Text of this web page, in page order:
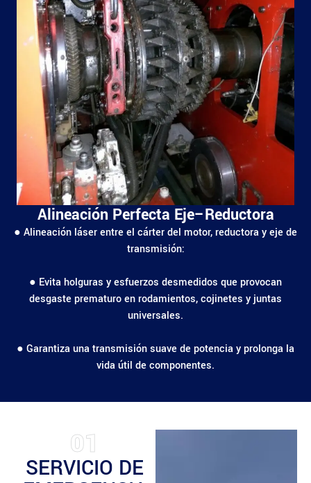
Alineación Perfecta Eje–Reductora
● Alineación láser entre el cárter del motor, reductora y eje de
transmisión:
● Evita holguras y esfuerzos desmedidos que provocan
desgaste prematuro en rodamientos, cojinetes y juntas
universales.
● Garantiza una transmisión suave de potencia y prolonga la
vida útil de componentes.
01
SERVICIO DE